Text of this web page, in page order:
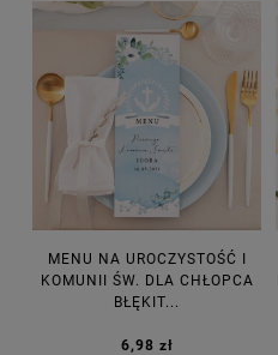
MENU NA UROCZYSTOŚĆ I
KOMUNII ŚW. DLA CHŁOPCA
BŁĘKIT...
6,98 zł